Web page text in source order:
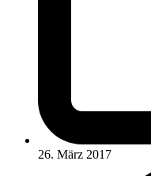
26. März 2017